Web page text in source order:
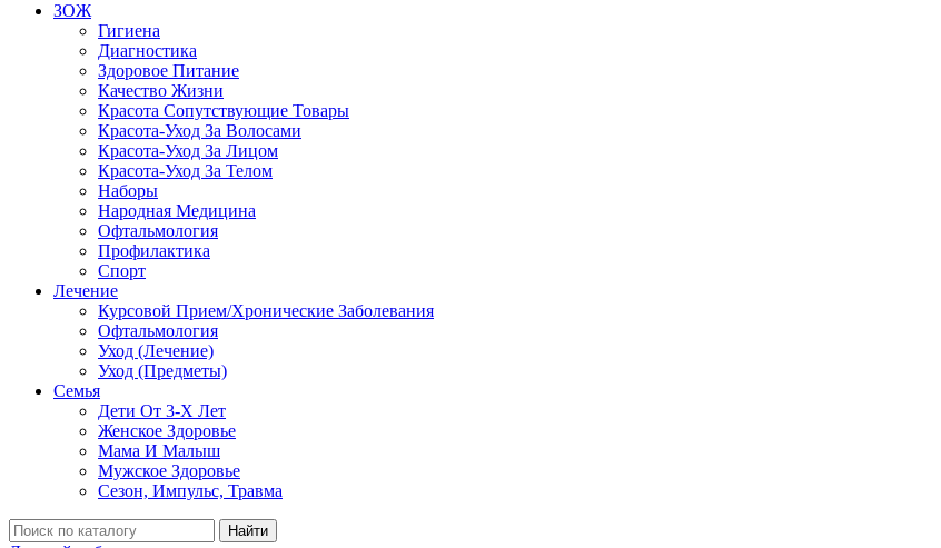
ЗОЖ
Гигиена
Диагностика
Здоровое Питание
Качество Жизни
Красота Сопутствующие Товары
Красота-Уход За Волосами
Красота-Уход За Лицом
Красота-Уход За Телом
Наборы
Народная Медицина
Офтальмология
Профилактика
Спорт
Лечение
Курсовой Прием/Хронические Заболевания
Офтальмология
Уход (Лечение)
Уход (Предметы)
Семья
Дети От 3-Х Лет
Женское Здоровье
Мама И Малыш
Мужское Здоровье
Сезон, Импульс, Травма
Найти